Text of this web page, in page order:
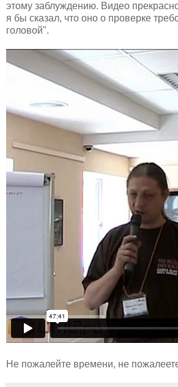
этому заблуждению. Видео
я бы сказал, что оно о проверке
головой".
Не пожалейте времени, не